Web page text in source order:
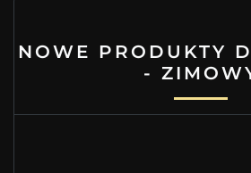
NOWE PRODUKTY
-